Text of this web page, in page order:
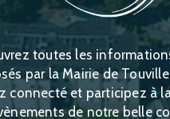
toutes les
par la Mairie de Touville
connecté et participez à
de notre belle